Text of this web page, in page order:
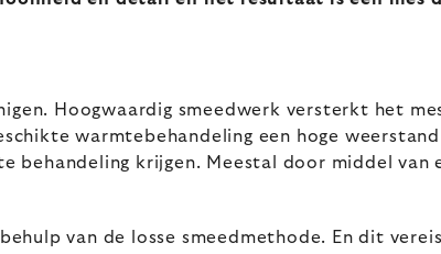
Hoogwaardig smeedwerk versterkt het
warmtebehandeling een hoge
behandeling krijgen. Meestal door middel van
van de losse smeedmethode. En dit